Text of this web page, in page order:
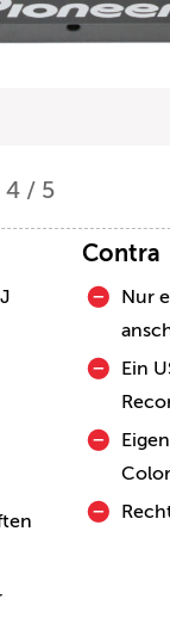
4 / 5
Contra
Nur
Ein